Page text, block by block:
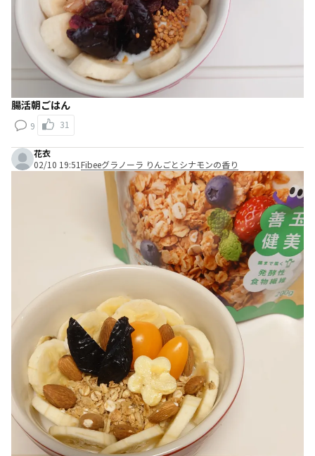
腸活朝ごはん
9 31
花衣
02/10 19:51Fibeeグラノーラ りんごとシナモンの香り